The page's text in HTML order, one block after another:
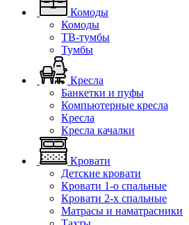
Комоды
Комоды
ТВ-тумбы
Тумбы
Кресла
Банкетки и пуфы
Компьютерные кресла
Кресла
Кресла качалки
Кровати
Детские кровати
Кровати 1-о спальные
Кровати 2-х спальные
Матрасы и наматрасники